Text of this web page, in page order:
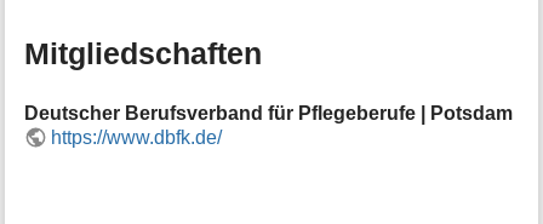
Mitgliedschaften
Deutscher Berufsverband für Pflegeberufe | Potsdam
https://www.dbfk.de/